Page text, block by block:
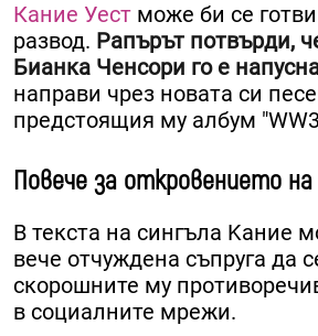
Кание Уест може би се
развод. Рапърът потвърди,
Бианка Ченсори го е
направи чрез новата си
предстоящия му албум
Повече за откровението
В текста на сингъла Kание
вече отчуждена съпруга да
скорошните му
в социалните мрежи.